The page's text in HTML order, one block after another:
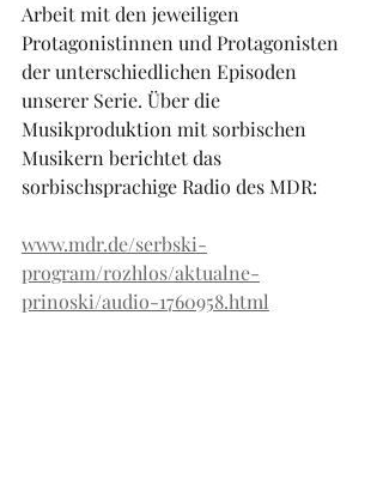
Arbeit mit den jeweiligen
Protagonistinnen und Protagonisten
der unterschiedlichen Episoden
unserer Serie. Über die
Musikproduktion mit sorbischen
Musikern berichtet das
sorbischsprachige Radio des MDR:
www.mdr.de/serbski-
program/rozhlos/aktualne-
prinoski/audio-1760958.html